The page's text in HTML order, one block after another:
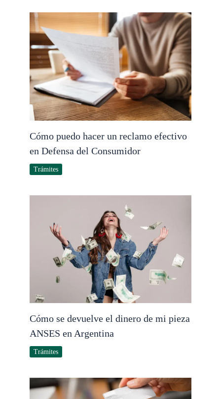
Cómo puedo hacer un reclamo efectivo
en Defensa del Consumidor
Trámites
Cómo se devuelve el dinero de mi pieza
ANSES en Argentina
Trámites